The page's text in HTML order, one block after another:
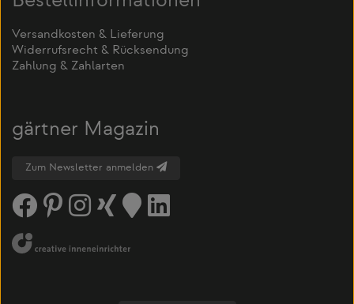
Versandkosten & Lieferung
Widerrufsrecht & Rücksendung
Zahlung & Zahlarten
gärtner Magazin
Zum Newsletter anmelden